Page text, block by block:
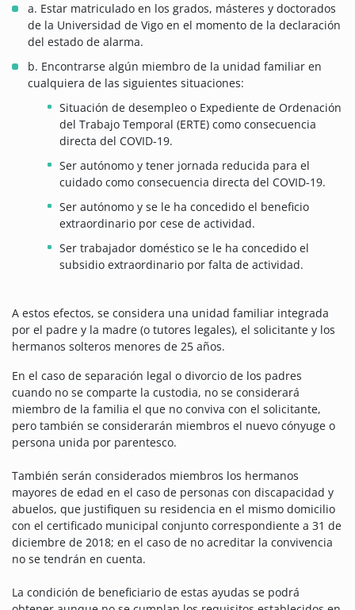
a. Estar matriculado en los grados, másteres y doctorados
de la Universidad de Vigo en el momento de la declaración
del estado de alarma.
b. Encontrarse algún miembro de la unidad familiar en
cualquiera de las siguientes situaciones:
Situación de desempleo o Expediente de Ordenación
del Trabajo Temporal (ERTE) como consecuencia
directa del COVID-19.
Ser autónomo y tener jornada reducida para el
cuidado como consecuencia directa del COVID-19.
Ser autónomo y se le ha concedido el beneficio
extraordinario por cese de actividad.
Ser trabajador doméstico se le ha concedido el
subsidio extraordinario por falta de actividad.
A estos efectos, se considera una unidad familiar integrada
por el padre y la madre (o tutores legales), el solicitante y los
hermanos solteros menores de 25 años.
En el caso de separación legal o divorcio de los padres
cuando no se comparte la custodia, no se considerará
miembro de la familia el que no conviva con el solicitante,
pero también se considerarán miembros el nuevo cónyuge o
persona unida por parentesco.
También serán considerados miembros los hermanos
mayores de edad en el caso de personas con discapacidad y
abuelos, que justifiquen su residencia en el mismo domicilio
con el certificado municipal conjunto correspondiente a 31 de
diciembre de 2018; en el caso de no acreditar la convivencia
no se tendrán en cuenta.
La condición de beneficiario de estas ayudas se podrá